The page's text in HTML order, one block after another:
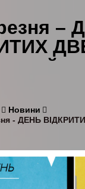
–
онлайн
Новини